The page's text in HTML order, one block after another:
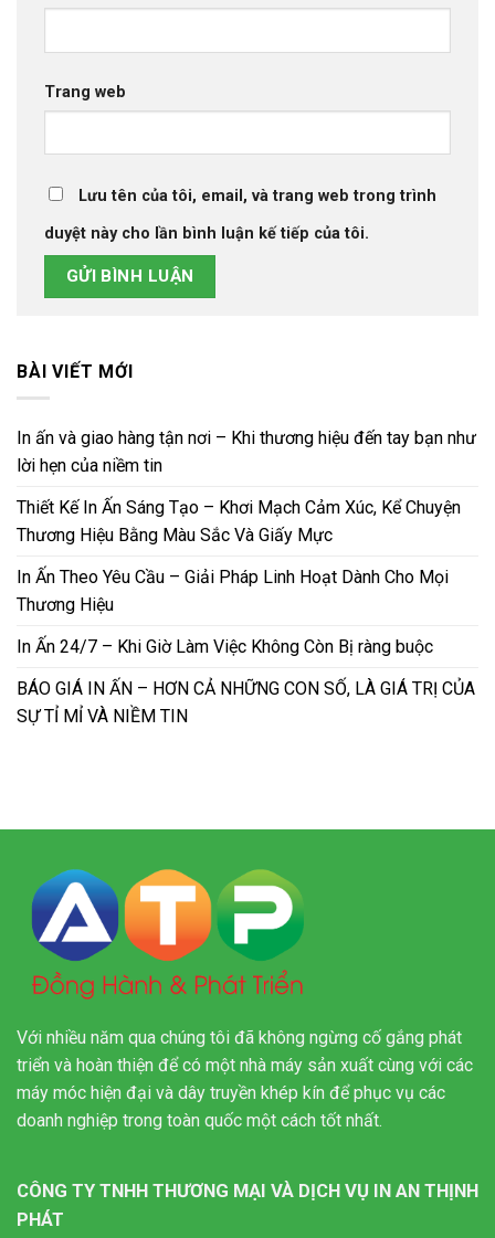
Trang web
Lưu tên của tôi, email, và trang web trong trình
duyệt này cho lần bình luận kế tiếp của tôi.
BÀI VIẾT MỚI
In ấn và giao hàng tận nơi – Khi thương hiệu đến tay bạn như
lời hẹn của niềm tin
Thiết Kế In Ấn Sáng Tạo – Khơi Mạch Cảm Xúc, Kể Chuyện
Thương Hiệu Bằng Màu Sắc Và Giấy Mực
In Ấn Theo Yêu Cầu – Giải Pháp Linh Hoạt Dành Cho Mọi
Thương Hiệu
In Ấn 24/7 – Khi Giờ Làm Việc Không Còn Bị ràng buộc
BÁO GIÁ IN ẤN – HƠN CẢ NHỮNG CON SỐ, LÀ GIÁ TRỊ CỦA
SỰ TỈ MỈ VÀ NIỀM TIN
Với nhiều năm qua chúng tôi đã không ngừng cố gắng phát
triển và hoàn thiện để có một nhà máy sản xuất cùng với các
máy móc hiện đại và dây truyền khép kín để phục vụ các
doanh nghiệp trong toàn quốc một cách tốt nhất.
CÔNG TY TNHH THƯƠNG MẠI VÀ DỊCH VỤ IN AN THỊNH
PHÁT